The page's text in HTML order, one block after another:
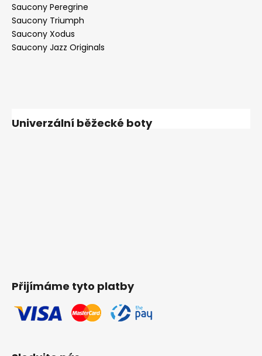
Saucony Peregrine
Saucony Triumph
Saucony Xodus
Saucony Jazz Originals
Univerzální běžecké boty
Přijímáme tyto platby